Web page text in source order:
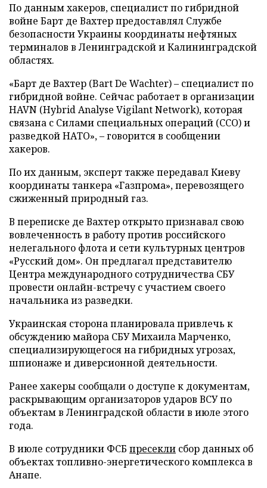
По данным хакеров, специалист по гибридной
войне Барт де Вахтер предоставлял Службе
безопасности Украины координаты нефтяных
терминалов в Ленинградской и Калининградской
областях.
«Барт де Вахтер (Bart De Wachter) – специалист по
гибридной войне. Сейчас работает в организации
HAVN (Hybrid Analyse Vigilant Network), которая
связана с Силами специальных операций (ССО) и
разведкой НАТО», – говорится в сообщении
хакеров.
По их данным, эксперт также передавал Киеву
координаты танкера «Газпрома», перевозящего
сжиженный природный газ.
В переписке де Вахтер открыто признавал свою
вовлеченность в работу против российского
нелегального флота и сети культурных центров
«Русский дом». Он предлагал представителю
Центра международного сотрудничества СБУ
провести онлайн-встречу с участием своего
начальника из разведки.
Украинская сторона планировала привлечь к
обсуждению майора СБУ Михаила Марченко,
специализирующегося на гибридных угрозах,
шпионаже и диверсионной деятельности.
Ранее хакеры сообщали о доступе к документам,
раскрывающим организаторов ударов ВСУ по
объектам в Ленинградской области в июле этого
года.
В июле сотрудники ФСБ пресекли сбор данных об
объектах топливно-энергетического комплекса в
Анапе.